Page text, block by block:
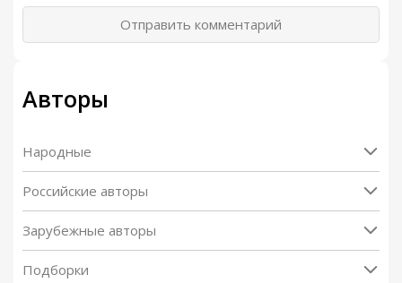
Отправить комментарий
Авторы
Народные
Российские авторы
Зарубежные авторы
Подборки